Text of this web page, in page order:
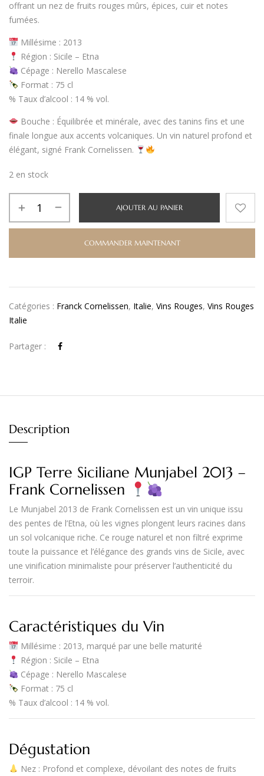
offrant un nez de fruits rouges mûrs, épices, cuir et notes
fumées.
Millésime : 2013
Région : Sicile – Etna
Cépage : Nerello Mascalese
Format: 75 cl
% Taux d’alcool : 14 % vol.
Bouche : Équilibrée et minérale, avec des tanins fins et une
finale longue aux accents volcaniques. Un vin naturel profond et
élégant, signé Frank Cornelissen.
2 en stock
AJOUTER AU PANIER
COMMANDER MAINTENANT
Catégories : Franck Cornelissen, Italie, Vins Rouges, Vins Rouges
Italie
Partager :
Description
IGP Terre Siciliane Munjabel 2013 –
Frank Cornelissen
Le Munjabel 2013 de Frank Cornelissen est un vin unique issu
des pentes de l’Etna, où les vignes plongent leurs racines dans
un sol volcanique riche. Ce rouge naturel et non filtré exprime
toute la puissance et l’élégance des grands vins de Sicile, avec
une vinification minimaliste pour préserver l’authenticité du
terroir.
Caractéristiques du Vin
Millésime : 2013, marqué par une belle maturité
Région : Sicile – Etna
Cépage : Nerello Mascalese
Format: 75 cl
% Taux d’alcool : 14 % vol.
Dégustation
Nez: Profond et complexe, dévoilant des notes de fruits